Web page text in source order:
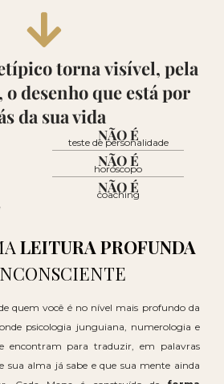
torna visível, pela
desenho que está por
da sua vida
NÃO É
teste de personalidade
NÃO É
horóscopo
NÃO É
coaching
LEITURA PROFUNDA
quem você é no nível mais profundo da
psicologia junguiana, numerologia e
encontram para traduzir, em palavras
sua alma já sabe e que sua mente ainda